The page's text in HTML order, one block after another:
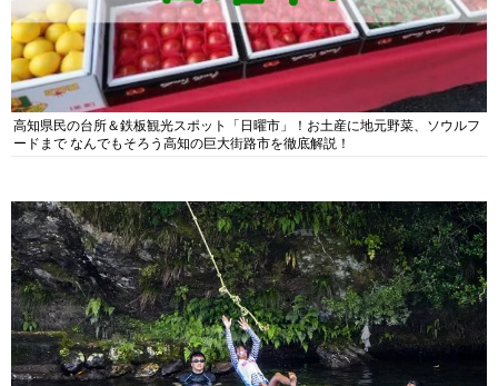
高知県民の台所＆鉄板観光スポット「日曜市」！お土産に地元野菜、ソウルフ
ードまで なんでもそろう高知の巨大街路市を徹底解説！